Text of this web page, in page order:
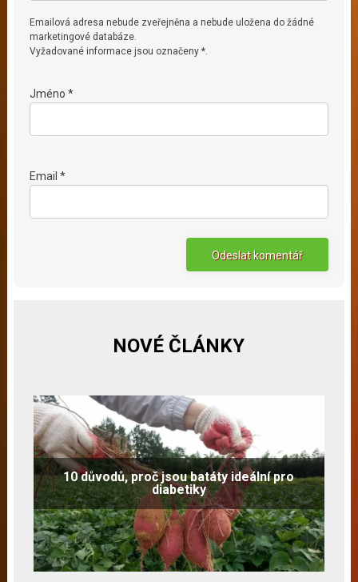
Emailová adresa nebude zveřejněna a nebude uložena do žádné
marketingové databáze.
Vyžadované informace jsou označeny *.
Jméno *
Email *
NOVÉ ČLÁNKY
10 důvodů, proč jsou batáty ideální pro
diabetiky